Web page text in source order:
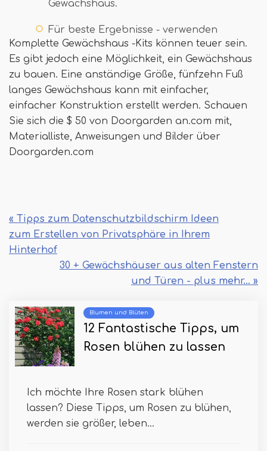
Gewächshaus.
Für beste Ergebnisse - verwenden
Komplette Gewächshaus -Kits können teuer sein.
Es gibt jedoch eine Möglichkeit, ein Gewächshaus
zu bauen. Eine anständige Größe, fünfzehn Fuß
langes Gewächshaus kann mit einfacher,
einfacher Konstruktion erstellt werden. Schauen
Sie sich die $ 50 von Doorgarden an.com mit,
Materialliste, Anweisungen und Bilder über
Doorgarden.com
« Tipps zum Datenschutzbildschirm Ideen
zum Erstellen von Privatsphäre in Ihrem
Hinterhof
30 + Gewächshäuser aus alten Fenstern
und Türen - plus mehr… »
Blumen und Blüten
12 Fantastische Tipps, um
Rosen blühen zu lassen
Ich möchte Ihre Rosen stark blühen
lassen? Diese Tipps, um Rosen zu blühen,
werden sie größer, leben...